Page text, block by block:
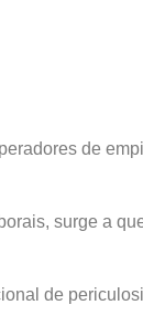
de
surge a
de